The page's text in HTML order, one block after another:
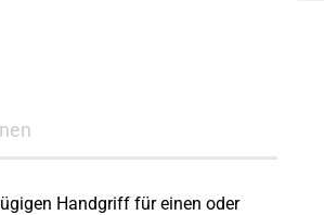
Handgriff für einen oder